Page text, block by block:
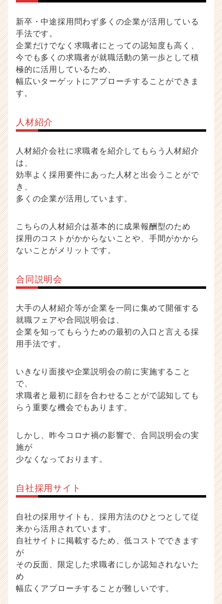
ら
カ
ト
が
届
く
ト
ア
ャ
（C
e
e
r
C
e
r）
新卒・中途採用問わず多くの企業が活用している
手法です。
企業だけでなく求職者にとっての認知度も高く、
今でも多くの求職者が就職活動の第一歩として積
極的に活用しているため、
幅広いターゲットにアプローチすることができま
す。
人材紹介
人材紹介会社に求職者を紹介してもらう人材紹介
は、
効率よく採用要件にあった人材と出会うことがで
き、
多くの企業が活用しています。
こちらの人材紹介は基本的に成果報酬型のため
採用のコストがかからないことや、手間がかから
ないことがメリットです。
合同説明会
大手の人材紹介等が企業を一同に集めて開催する
就職フェアや合同説明会は、
企業を知ってもらうための最初の入口と言える採
用手法です。
いきなり面接や企業説明会の前に実施すること
で、
求職者と最初に顔を合わせることがで認知しても
らう重要な機会でもあります。
しかし、昨今コロナ禍の影響で、合同説明会の実
施が
少なくなっております。
自社採用サイト
自社の採用サイトも、採用方法のひとつとして従
来から活用されています。
自社サイトに掲載するため、低コストでできます
が
その反面、限定した求職者にしか認知されないた
め
幅広くアプローチすることが難しいです。